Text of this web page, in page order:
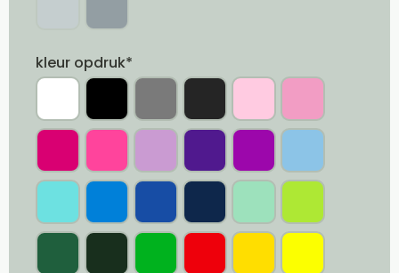
kleur opdruk*